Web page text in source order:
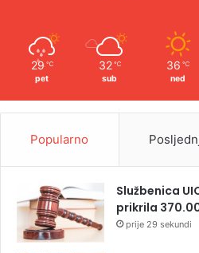
29 ℃
pet
32 ℃
sub
36 ℃
ned
Popularno
Službenica
prikrila
prije 29 sekundi